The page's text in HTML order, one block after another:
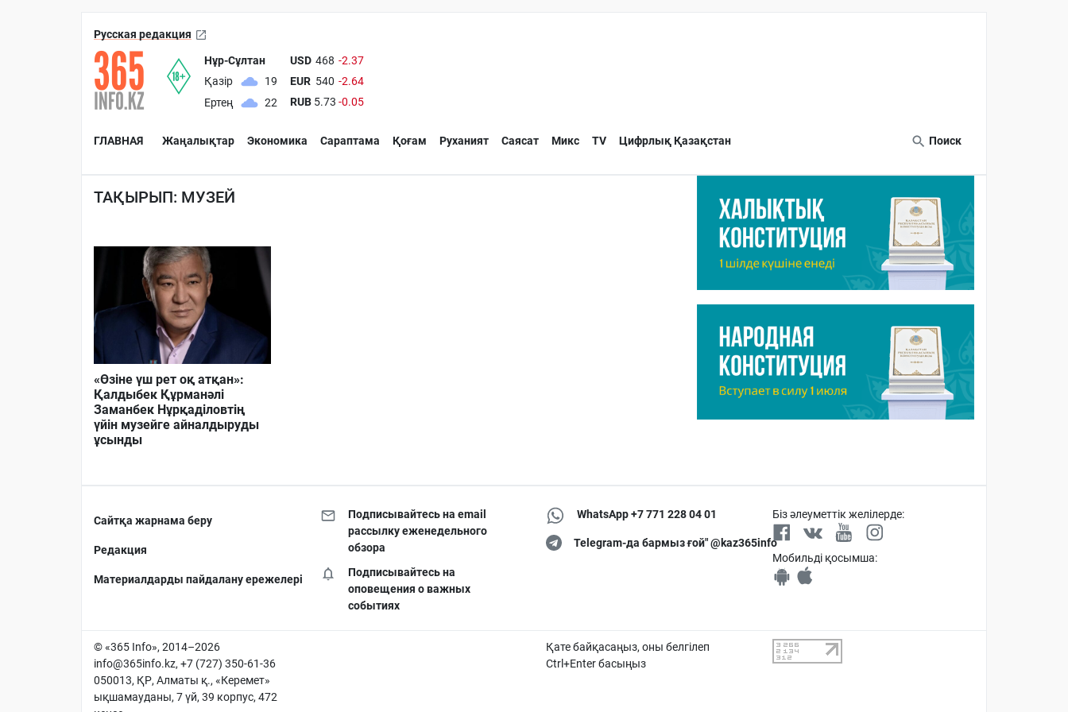
Русская редакция
Нұр-Сұлтан
Қазір
19
Ертең
22
USD 468 -2.37
EUR 540 -2.64
RUB 5.73 -0.05
ГЛАВНАЯ Жаңалықтар Экономика Сараптама Қоғам Руханият Саясат Микс TV Цифрлық Қазақстан Поиск
ТАҚЫРЫП: МУЗЕЙ
«Өзіне үш рет оқ атқан»:
Қалдыбек Құрманәлі
Заманбек Нұрқаділовтің
үйін музейге айналдыруды
ұсынды
Сайтқа жарнама беру
Редакция
Материалдарды пайдалану ережелері
Подписывайтесь на email
рассылку еженедельного
обзора
Подписывайтесь на
оповещения о важных
событиях
WhatsApp +7 771 228 04 01
Telegram-да бармыз ғой" @kaz365info
Біз әлеуметтік желілерде:
Мобильді қосымша:
© «365 Info», 2014–2026
info@365info.kz, +7 (727) 350-61-36
050013, ҚР, Алматы қ., «Керемет»
ықшамауданы, 7 үй, 39 корпус, 472
Қате байқасаңыз, оны белгілеп
Ctrl+Enter басыңыз